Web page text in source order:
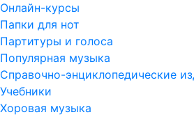
Онлайн-курсы
Папки для нот
Партитуры и голоса
Популярная музыка
Справочно-энциклопедические
Учебники
Хоровая музыка